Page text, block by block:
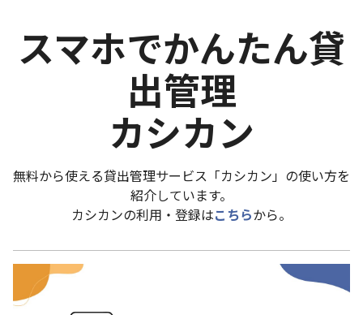
スマホでかんたん貸
出管理
カシカン
無料から使える貸出管理サービス「カシカン」の使い方を
紹介しています。
カシカンの利用・登録はこちらから。